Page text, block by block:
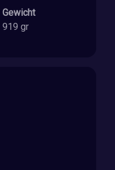
Gewicht
919 gr